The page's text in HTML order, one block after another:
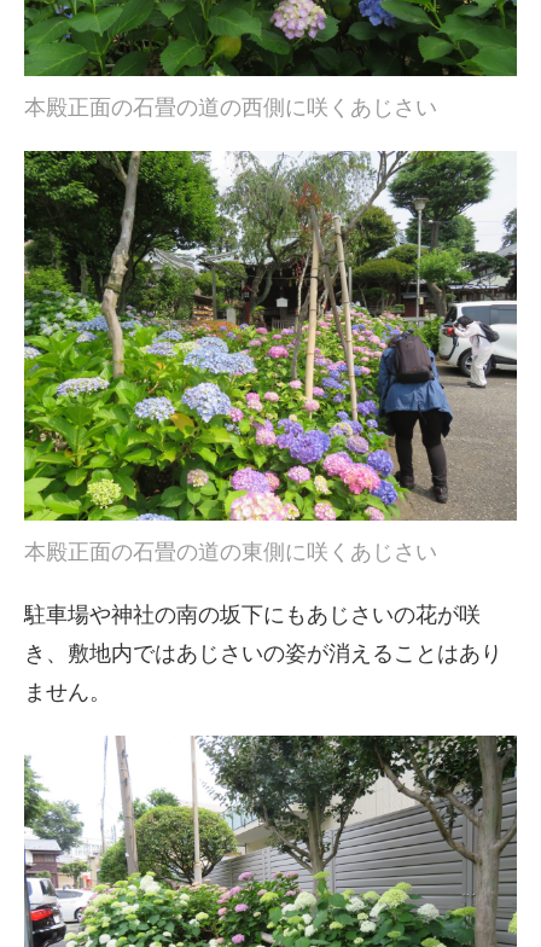
本殿正面の石畳の道の西側に咲くあじさい
本殿正面の石畳の道の東側に咲くあじさい
駐車場や神社の南の坂下にもあじさいの花が咲
き、敷地内ではあじさいの姿が消えることはあり
ません。